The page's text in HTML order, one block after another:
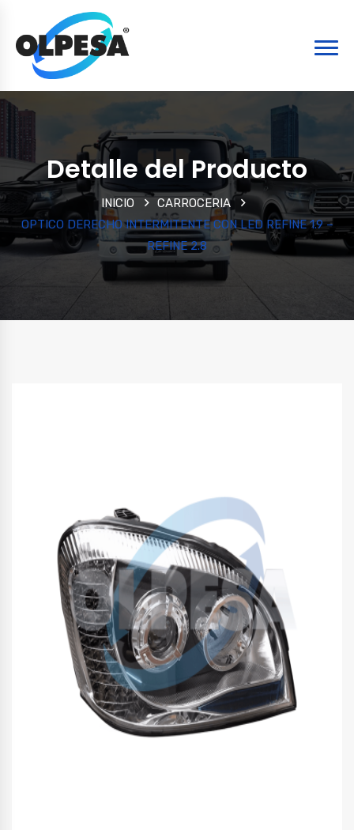
Detalle del Producto
INICIO
CARROCERIA
OPTICO DERECHO INTERMITENTE CON LED REFINE 1.9 –
REFINE 2.8